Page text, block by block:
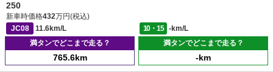
250
新車時価格432万円(税込)
JC08
11.6km/L 10・15
-km/L
満タンでどこまで走る？
765.6km
満タンでどこまで走る？
-km